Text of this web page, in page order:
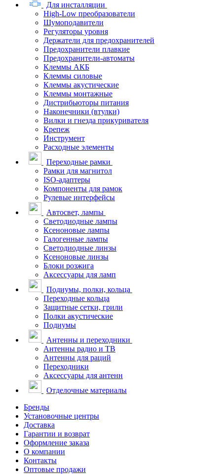
Для инсталляции
High-Low преобразователи
Шумоподавители
Регуляторы уровня
Держатели для предохранителей
Предохранители плавкие
Предохранители-автоматы
Клеммы АКБ
Клеммы силовые
Клеммы акустические
Клеммы монтажные
Дистрибьюторы питания
Наконечники (втулки)
Вилки и гнезда прикуривателя
Крепеж
Инструмент
Расходные элементы
Переходные рамки
Рамки для магнитол
ISO-адаптеры
Компоненты для рамок
Рулевые интерфейсы
Автосвет, лампы
Светодиодные лампы
Ксеноновые лампы
Галогенные лампы
Светодиодные линзы
Ксеноновые линзы
Блоки розжига
Аксессуары для ламп
Подиумы, полки, кольца
Переходные кольца
Защитные сетки, грили
Полки акустические
Подиумы
Антенны и переходники
Антенны радио и ТВ
Антенны для раций
Переходники
Аксессуары для антенн
Отделочные материалы
Бренды
Установочные центры
Доставка
Гарантии и возврат
Оформление заказа
О компании
Контакты
Оптовые продажи